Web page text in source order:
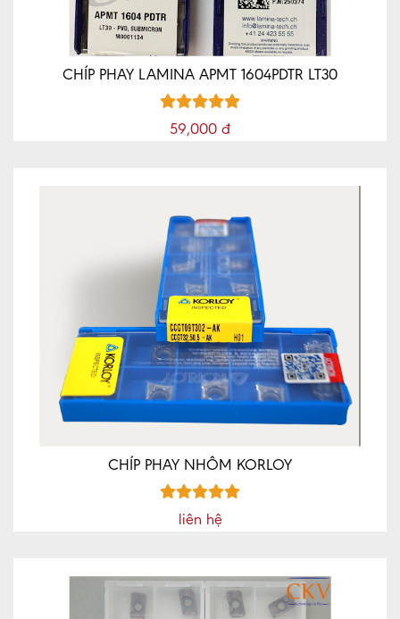
CHÍP PHAY LAMINA APMT 1604PDTR LT30
59,000 đ
CHÍP PHAY NHÔM KORLOY
liên hệ